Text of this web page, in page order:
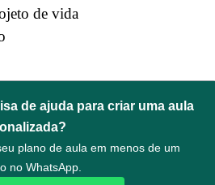
de vida
de ajuda para criar uma aula
plano de aula em menos de um
no WhatsApp.